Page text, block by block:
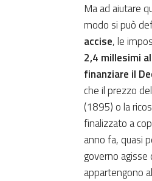
Ma ad aiutare
modo si può
accise, le
2,4 millesimi
finanziare il
che il prezzo
(1895) o la
finalizzato a
anno fa, quasi
governo
appartengono